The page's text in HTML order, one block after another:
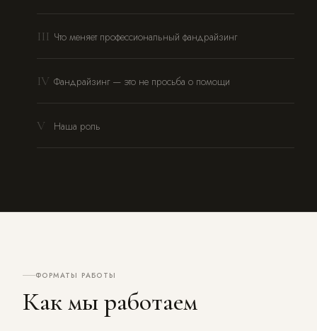
III Что меняет профессиональный фандрайзинг
IV Фандрайзинг — это не просьба о помощи
V Наша роль
ФОРМАТЫ РАБОТЫ
Как мы работаем